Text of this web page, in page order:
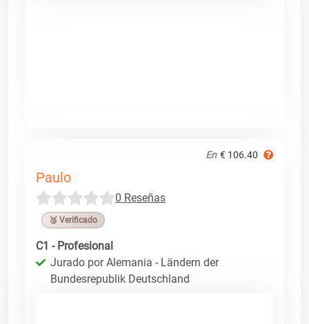
En € 106.40
Paulo
0 Reseñas
🥉 Verificado
C1 - Profesional
Jurado por Alemania - Ländern der
Bundesrepublik Deutschland